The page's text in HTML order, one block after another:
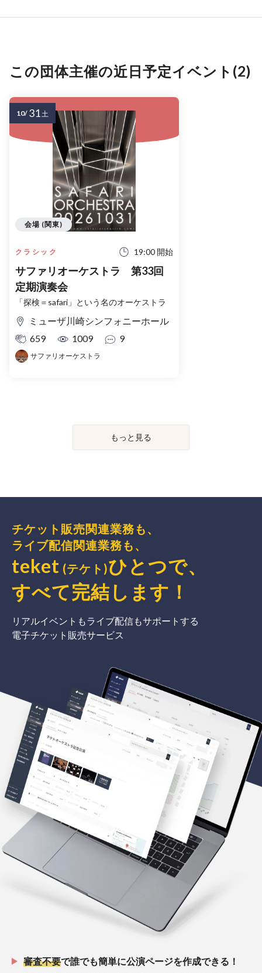
この団体主催の近日予定イベント(2)
クラシック 19:00 開始
サファリオーケストラ 第33回
定期演奏会
「探検＝safari」という名のオーケストラ
ミューザ川崎シンフォニーホール
659
1009 9
サファリオーケストラ
会場 (関東)
10/ 31土
もっと見る
チケット販売関連業務も、
ライブ配信関連業務も、
teket (テケト)ひとつで、
すべて完結 します ！
リアルイベントもライブ配信もサポートする
電子チケット販売サービス
審査不要で誰でも簡単に公演ページを作成できる！